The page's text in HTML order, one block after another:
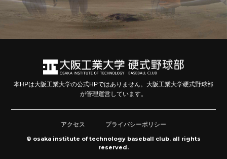
本HPは大阪工業大学の公式HPではありません。大阪工業大学硬式野球部
が管理運営しています。
アクセス
プライバシーポリシー
© osaka institute of technology baseball club. all rights
reserved.